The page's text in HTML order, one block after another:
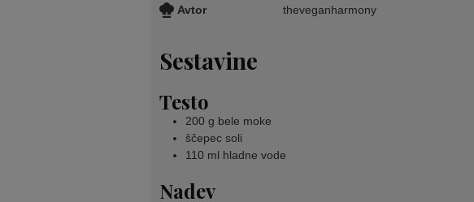
Avtor theveganharmony
Sestavine
Testo
200 g bele moke
ščepec soli
110 ml hladne vode
Nadev